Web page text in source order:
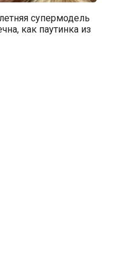
супермодель
как паутинка из